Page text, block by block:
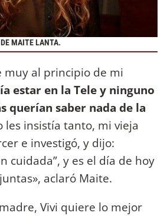
MAITE LANTA.
muy al principio de mi
estar en la Tele y ninguno
querían saber nada de la
les insistía tanto, mi vieja
e investigó, y dijo:
cuidada”, y es el día de hoy
aclaró Maite.
Vivi quiere lo mejor